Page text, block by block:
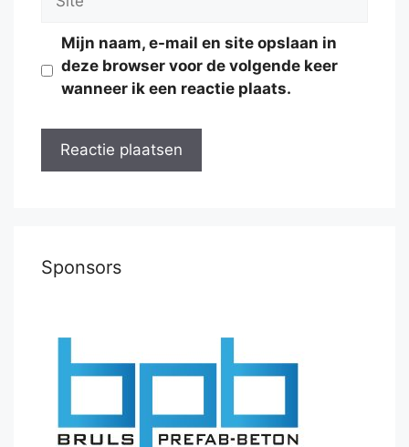
Mijn naam, e-mail en site opslaan in
deze browser voor de volgende keer
wanneer ik een reactie plaats.
Sponsors